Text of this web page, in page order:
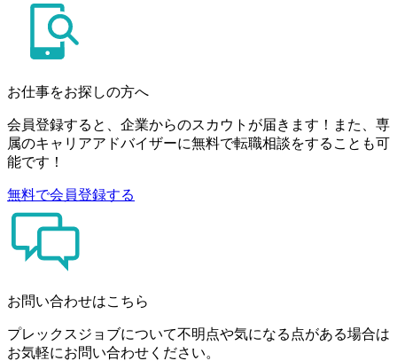
お仕事をお探しの方へ
会員登録すると、企業からのスカウトが届きます！また、専
属のキャリアアドバイザーに無料で転職相談をすることも可
能です！
無料で会員登録する
お問い合わせはこちら
プレックスジョブについて不明点や気になる点がある場合は
お気軽にお問い合わせください。